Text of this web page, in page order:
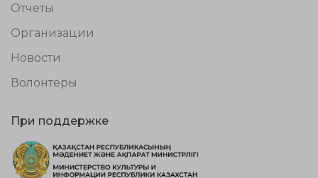
Отчеты
Организации
Новости
Волонтеры
При поддержке